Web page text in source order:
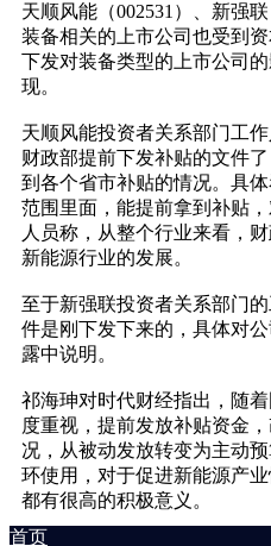
天顺风能（002531）、新强
装备相关的上市公司也受到
下发对装备类型的上市公司
现。
天顺风能投资者关系部门工
财政部提前下发补贴的文件
到各个省市补贴的情况。具
范围里面，能提前拿到补贴
人员称，从整个行业来看，
新能源行业的发展。
至于新强联投资者关系部门
件是刚下发下来的，具体对
露中说明。
祁海珅对时代财经指出，随
度重视，提前发放补贴资金
况，从被动发放转变为主动
环使用，对于促进新能源产
都有很高的积极意义。
首页